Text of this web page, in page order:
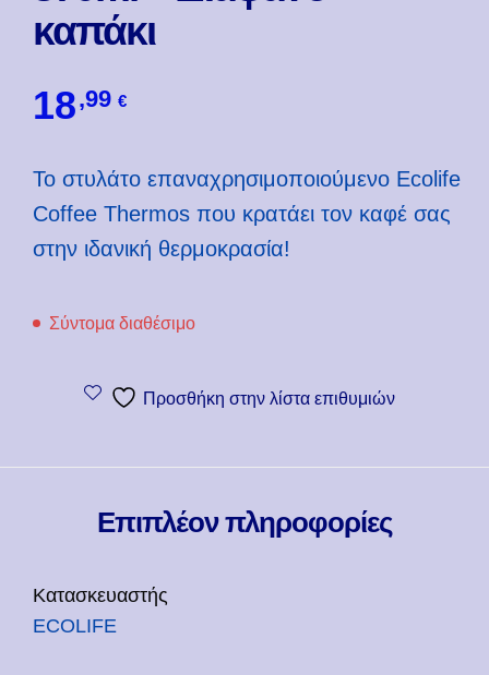
καπάκι
18,99 €
Το στυλάτο επαναχρησιμοποιούμενο Ecolife
Coffee Thermos που κρατάει τον καφέ σας
στην ιδανική θερμοκρασία!
Σύντομα διαθέσιμο
Προσθήκη στην λίστα επιθυμιών
Επιπλέον πληροφορίες
Κατασκευαστής
ECOLIFE